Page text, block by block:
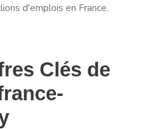
d'emplois en France.
Clés de